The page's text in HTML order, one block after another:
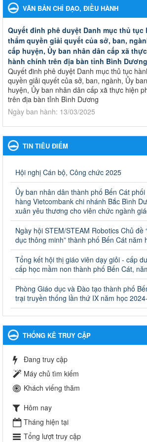
VĂN BẢN CHỈ ĐẠO, ĐIỀU HÀNH
Quyết đinh phê duyệt Danh mục thủ
thẩm quyền giải quyết của sở, ban,
cấp huyện, Ủy ban nhân dân cấp xã
hành chính trên địa bàn tỉnh Bình Dương
Quyết đinh phê duyệt Danh mục thủ tục
quyền giải quyết của sở, ban, ngành, Ủy
huyện, Ủy ban nhân dân cấp xã thực hiện
trên địa bàn tỉnh Bình Dương
Ngày ban hành: 13/03/2025
Kế hoạch Phổ biến, giáo dục pháp luật
Giáo dục và Đào tạo thành phố Bến Cát
Kế hoạch Phổ biến, giáo dục pháp luật năm
Ngày ban hành: 28/02/2025
Quyết định công bố thủ tục hành chính
vực giáo dục đào tạo thuộc hệ giáo dục
giáo dục khác thuộc thẩm quyền giải
và Đào tạo, Ủy ban nhân dân cấp huyện
Quyết định công bố thủ tục hành chính bị
giáo dục đào tạo thuộc hệ giáo dục quốc
khác thuộc thẩm quyền giải quyết của Sở
Ủy ban nhân dân cấp huyện
Ngày ban hành: 30/09/2024
Hướng dẫn thực hiện nhiệm vụ giáo dục
2024-2025
Hướng dẫn thực hiện nhiệm vụ giáo dục
2025
Ngày ban hành: 26/09/2024
Tổ chức các hoạt động hè cho học sinh năm
Ngày ban hành: 24/05/2024
Tổ chức phong trào trồng cây xanh
Tổ chức phong trào trồng cây xanh trong
tạo năm 2024
Ngày ban hành: 16/05/2024
TIN TIÊU ĐIỂM
Hội nghị Cán bộ, Công chức 2025
Ủy ban nhân dân thành phố Bến Cát
hàng Vietcombank chi nhánh Bắc Bình
xuân yêu thương cho viên chức ngành
Ngày hội STEM/STEAM Robotics Chủ đề
dục thông minh” thành phố Bến Cát năm
Tổng kết hội thị giáo viên dạy giỏi - cấp
cấp học mầm non thành phố Bến Cát,
Phòng Giáo dục và Đào tạo thành phố
trại truyền thống lần thứ IX năm học
THỐNG KÊ TRUY CẬP
Đang truy cập
Máy chủ tìm kiếm
Khách viếng thăm
Hôm nay
Tháng hiện tại
Tổng lượt truy cập